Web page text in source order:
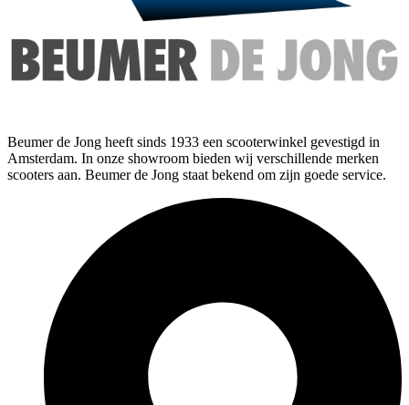
Beumer de Jong heeft sinds 1933 een scooterwinkel gevestigd in
Amsterdam. In onze showroom bieden wij verschillende merken
scooters aan. Beumer de Jong staat bekend om zijn goede service.